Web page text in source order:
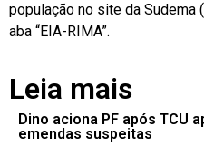
população no site da Sudema (
aba “EIA-RIMA”.
Leia mais
Dino aciona PF após TCU
emendas suspeitas